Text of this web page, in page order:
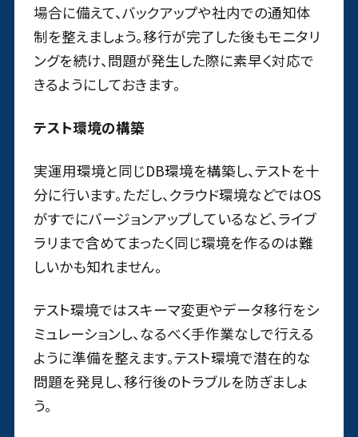
場合に備えて、バックアップや社内での通知体
制を整えましょう。移行が完了した後もモニタリ
ングを続け、問題が発生した際に素早く対応で
きるようにしておきます。
テスト環境の構築
実運用環境と同じDB環境を構築し、テストを十
分に行います。ただし、クラウド環境などではOS
がすでにバージョンアップしているなど、ライブ
ラリまで含めてまったく同じ環境を作るのは難
しいかも知れません。
テスト環境ではスキーマ変更やデータ移行をシ
ミュレーションし、なるべく手作業なしで行える
ように準備を整えます。テスト環境で潜在的な
問題を発見し、移行後のトラブルを防ぎましょ
う。